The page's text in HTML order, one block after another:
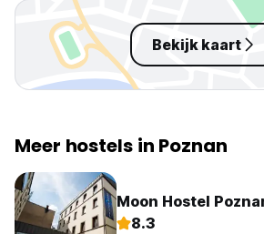
Bekijk kaart
Meer hostels in Poznan
Moon Hostel
8.3